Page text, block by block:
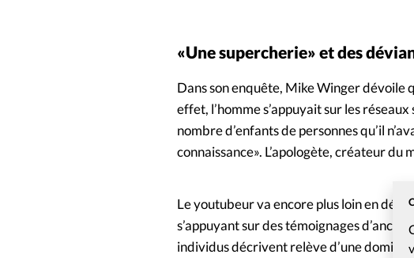
«Une supercherie» et des
Dans son enquête, Mike Winger dévoile
effet, l’homme s’appuyait sur les
nombre d’enfants de personnes qu’il
connaissance». L’apologète, créateur
Le youtubeur va encore plus loin en
s’appuyant sur des témoignages
individus décrivent relève d’une